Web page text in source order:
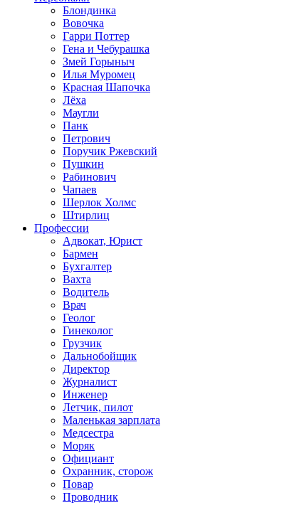
Блондинка
Вовочка
Гарри Поттер
Гена и Чебурашка
Змей Горыныч
Илья Муромец
Красная Шапочка
Лёха
Маугли
Панк
Петрович
Поручик Ржевский
Пушкин
Рабинович
Чапаев
Шерлок Холмс
Штирлиц
Профессии
Адвокат, Юрист
Бармен
Бухгалтер
Вахта
Водитель
Врач
Геолог
Гинеколог
Грузчик
Дальнобойщик
Директор
Журналист
Инженер
Летчик, пилот
Маленькая зарплата
Медсестра
Моряк
Официант
Охранник, сторож
Повар
Проводник